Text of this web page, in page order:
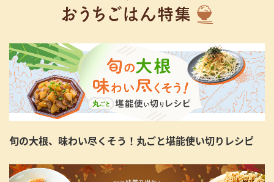
旬の大根、味わい尽くそう！丸ごと堪能使い切りレシピ